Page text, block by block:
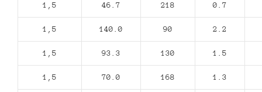
1,5 46.7 218 0.7
1,5 140.0 90 2.2
1,5 93.3 130 1.5
1,5 70.0 168 1.3